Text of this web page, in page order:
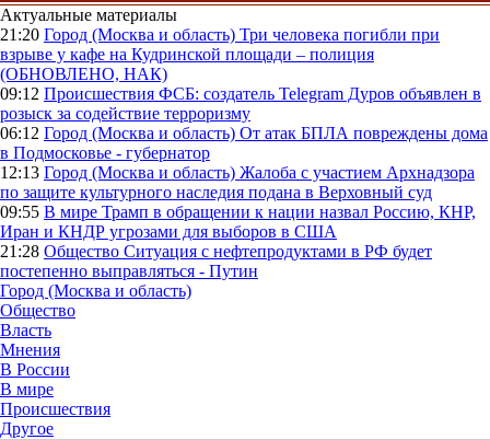
Актуальные материалы
21:20 Город (Москва и область) Три человека погибли при
взрыве у кафе на Кудринской площади – полиция
(ОБНОВЛЕНО, НАК)
09:12 Происшествия ФСБ: создатель Telegram Дуров объявлен в
розыск за содействие терроризму
06:12 Город (Москва и область) От атак БПЛА повреждены дома
в Подмосковье - губернатор
12:13 Город (Москва и область) Жалоба с участием Архнадзора
по защите культурного наследия подана в Верховный суд
09:55 В мире Трамп в обращении к нации назвал Россию, КНР,
Иран и КНДР угрозами для выборов в США
21:28 Общество Ситуация с нефтепродуктами в РФ будет
постепенно выправляться - Путин
Город (Москва и область)
Общество
Власть
Мнения
В России
В мире
Происшествия
Другое